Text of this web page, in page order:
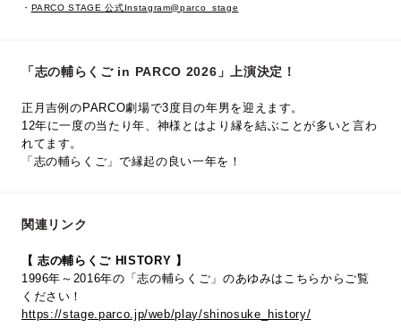
・ PARCO STAGE 公式Instagram@parco_stage
「志の輔らくご in PARCO 2026」上演決定！
正月吉例のPARCO劇場で3度目の年男を迎えます。
12年に一度の当たり年、神様とはより縁を結ぶことが多いと言わ
れてます。
「志の輔らくご」で縁起の良い一年を！
関連リンク
【 志の輔らくご HISTORY 】
1996年～2016年の「志の輔らくご」のあゆみはこちらからご覧
ください！
https://stage.parco.jp/web/play/shinosuke_history/